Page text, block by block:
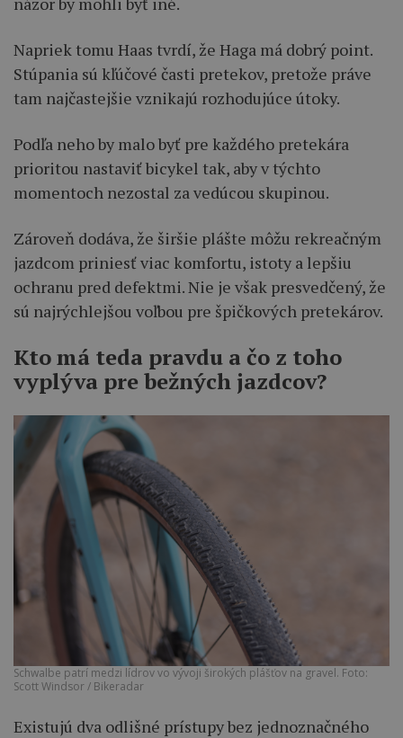
Napriek tomu Haas tvrdí, že Haga má dobrý point.
Stúpania sú kľúčové časti pretekov, pretože práve
tam najčastejšie vznikajú rozhodujúce útoky.
Podľa neho by malo byť pre každého pretekára
prioritou nastaviť bicykel tak, aby v týchto
momentoch nezostal za vedúcou skupinou.
Zároveň dodáva, že širšie plášte môžu rekreačným
jazdcom priniesť viac komfortu, istoty a lepšiu
ochranu pred defektmi. Nie je však presvedčený, že
sú najrýchlejšou voľbou pre špičkových pretekárov.
Kto má teda pravdu a čo z toho
vyplýva pre bežných jazdcov?
Schwalbe patrí medzi lídrov vo vývoji širokých plášťov na gravel. Foto:
Scott Windsor / Bikeradar
Existujú dva odlišné prístupy bez jednoznačného